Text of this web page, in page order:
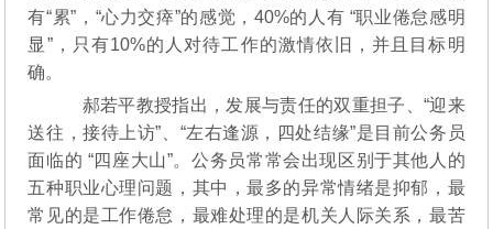
有“累”，“心力交瘁”的感觉，40%的人有 “职业倦怠感明
显”，只有10%的人对待工作的激情依旧，并且目标明
确。
郝若平教授指出，发展与责任的双重担子、“迎来
送往，接待上访”、“左右逢源，四处结缘”是目前公务员
面临的 “四座大山”。公务员常常会出现区别于其他人的
五种职业心理问题，其中，最多的异常情绪是抑郁，最
常见的是工作倦怠，最难处理的是机关人际关系，最苦